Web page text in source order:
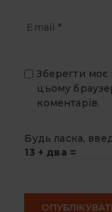
Email *
Зберегти моє
цьому
коментарів.
Будь ласка,
13 + два =